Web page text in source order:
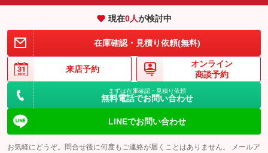
現在0人が検討中
在庫確認・見積り依頼(無料)
来店予約
オンライン
商談予約
まずは在庫確認・見積り依頼
無料電話でお問い合わせ
LINEでお問い合わせ
お気軽にどうぞ。問合せ後に何度もご連絡が届くことはありません。 メールア